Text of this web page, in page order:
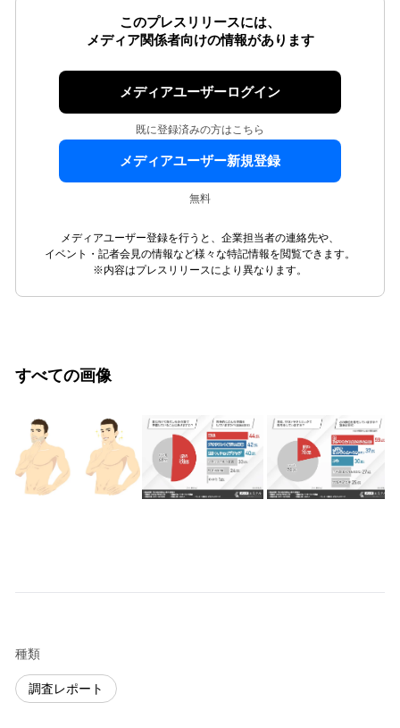
このプレスリリースには、
メディア関係者向けの情報があります
メディアユーザーログイン
既に登録済みの方はこちら
メディアユーザー新規登録
無料
メディアユーザー登録を行うと、企業担当者の連絡先や、
イベント・記者会見の情報など様々な特記情報を閲覧できます。
※内容はプレスリリースにより異なります。
すべての画像
種類
調査レポート